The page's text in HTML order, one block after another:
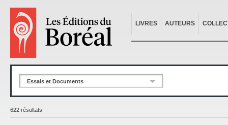
LIVRES AUTEURS
Essais et Documents
622 résultats